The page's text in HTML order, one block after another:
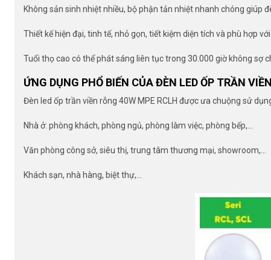
Không sản sinh nhiệt nhiều, bộ phận tản nhiệt nhanh chóng giúp
Thiết kế hiện đại, tinh tế, nhỏ gọn, tiết kiệm diện tích và phù hợp
Tuổi thọ cao có thể phát sáng liên tục trong 30.000 giờ không sợ
ỨNG DỤNG PHỔ BIẾN CỦA ĐÈN LED ỐP TRẦN
Đèn led ốp trần viền rỗng 40W MPE RCLH được ưa chuộng sử
Nhà ở: phòng khách, phòng ngủ, phòng làm việc, phòng bếp,…
Văn phòng công sở, siêu thị, trung tâm thương mại, showroom,…
Khách sạn, nhà hàng, biệt thự,…